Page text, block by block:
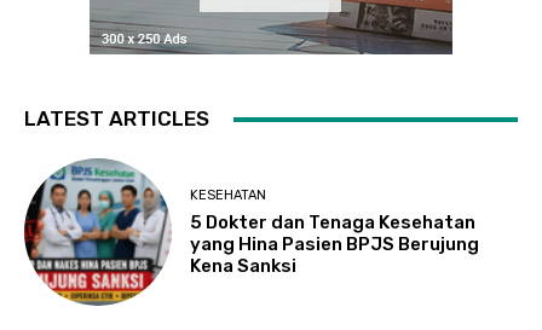
LATEST ARTICLES
KESEHATAN
5 Dokter dan Tenaga Kesehatan
yang Hina Pasien BPJS Berujung
Kena Sanksi